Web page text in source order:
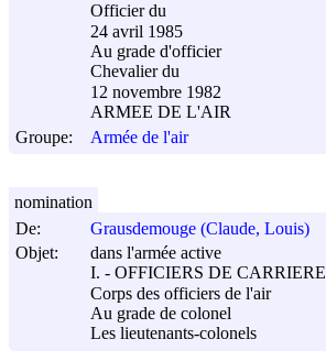
Officier du
24 avril 1985
Au grade d'officier
Chevalier du
12 novembre 1982
ARMEE DE L'AIR
Groupe:
Armée de l'air
De:
Grausdemouge (Claude, Louis)
Objet:
dans l'armée active
I. - OFFICIERS DE CARRIERE
Corps des officiers de l'air
Au grade de colonel
Les lieutenants-colonels
nomination